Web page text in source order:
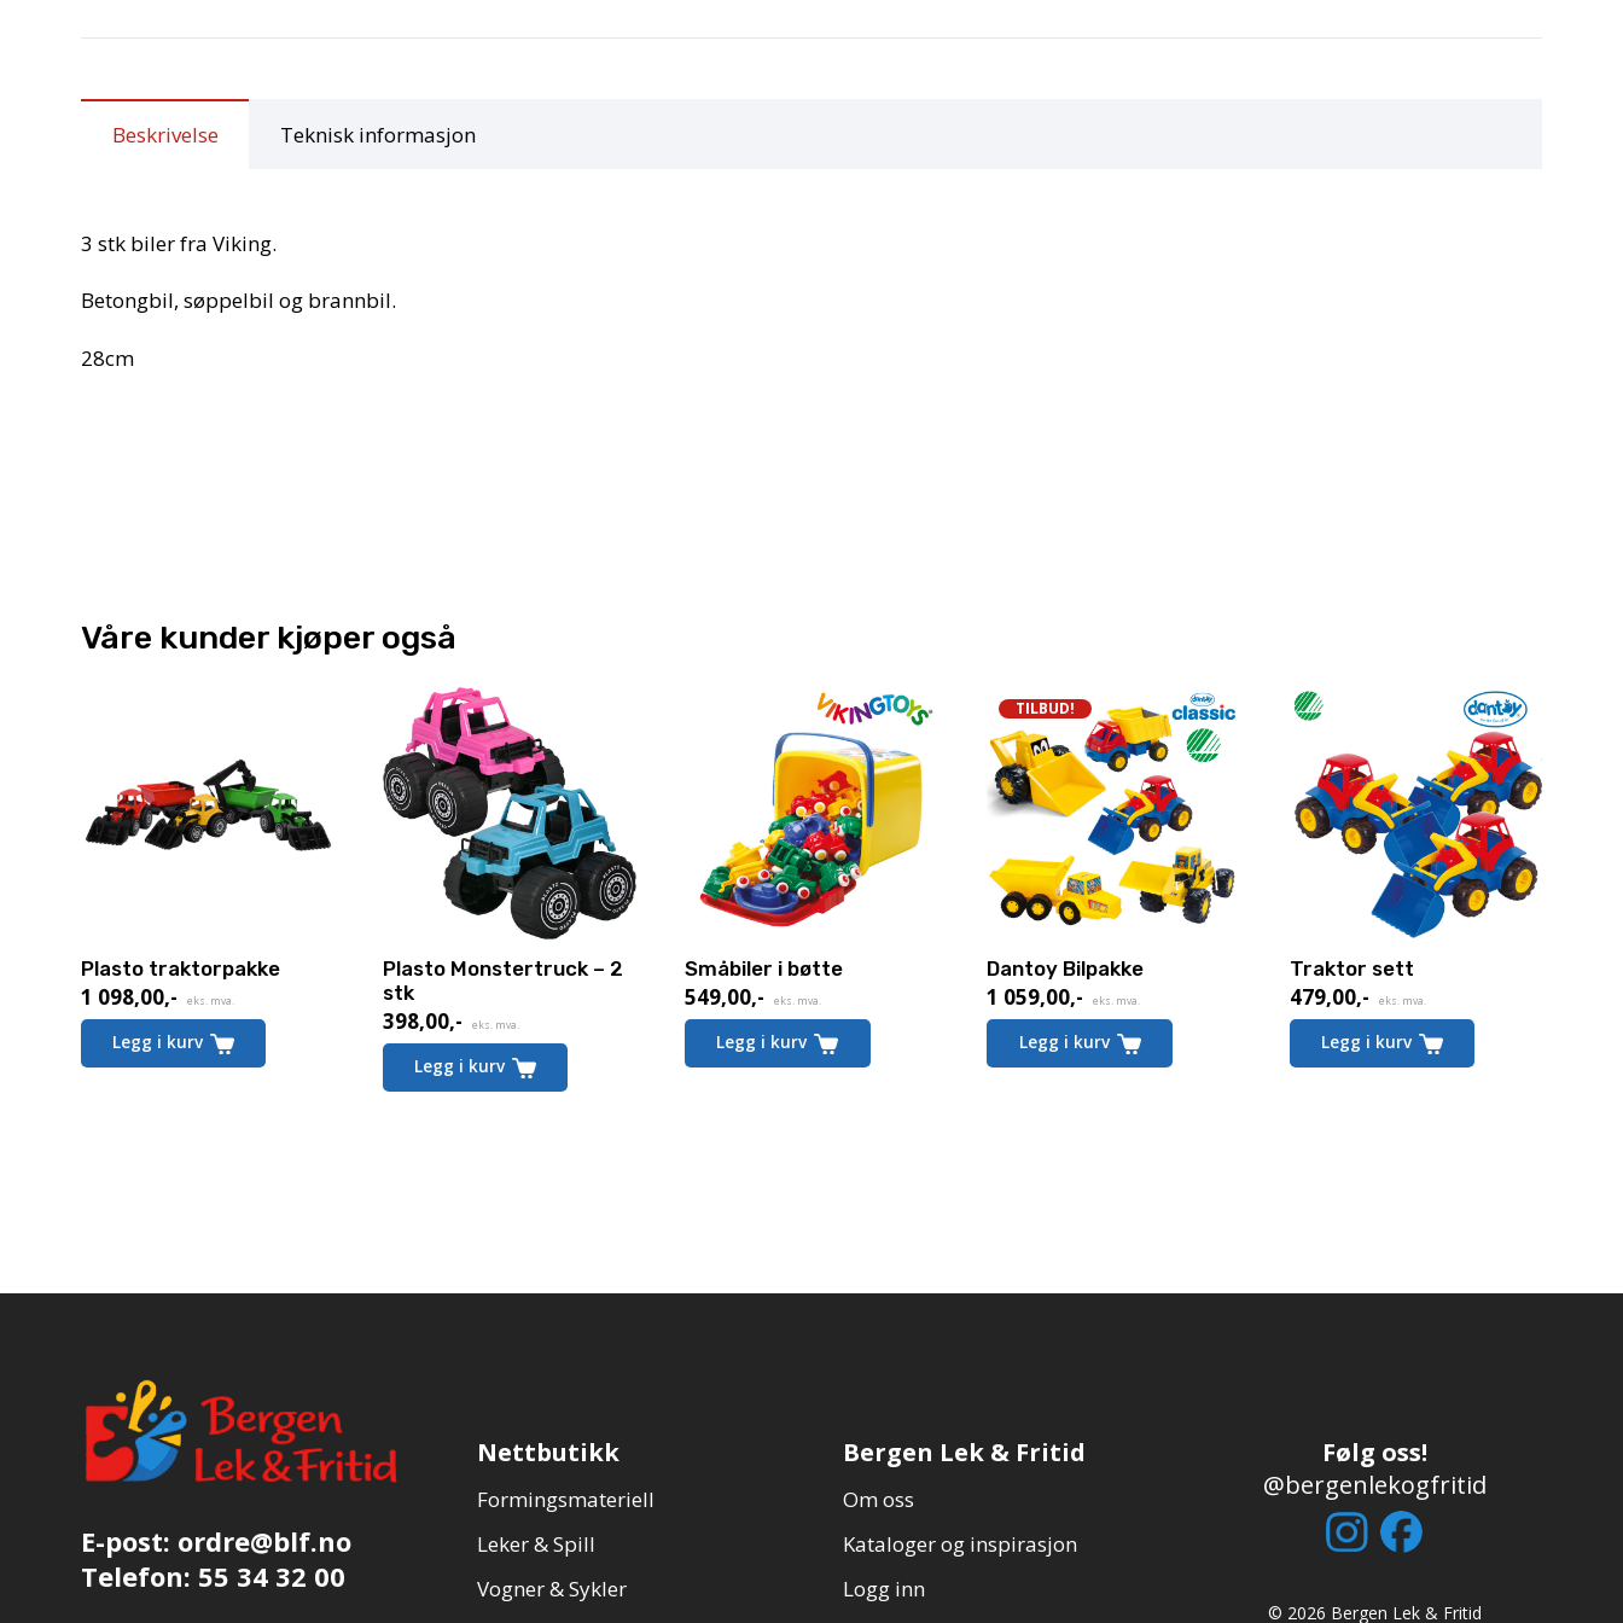
Beskrivelse Teknisk informasjon
3 stk biler fra Viking.
Betongbil, søppelbil og brannbil.
28cm
Våre kunder kjøper også
Plasto traktorpakke
1 098,00,- eks. mva.
Legg i kurv
Plasto Monstertruck – 2
stk
398,00,- eks. mva.
Legg i kurv
Småbiler i bøtte
549,00,- eks. mva.
Legg i kurv
TILBUD!
Dantoy Bilpakke
1 059,00,-
Nåværende
pris
eks. mva.
Legg i kurv
Traktor sett
479,00,- eks. mva.
Legg i kurv
E-post: ordre@blf.no
Telefon: 55 34 32 00
Nettbutikk
Formingsmateriell
Leker & Spill
Vogner & Sykler
Bergen Lek & Fritid
Om oss
Kataloger og inspirasjon
Logg inn
Følg oss!
@bergenlekogfritid
© 2026 Bergen Lek & Fritid